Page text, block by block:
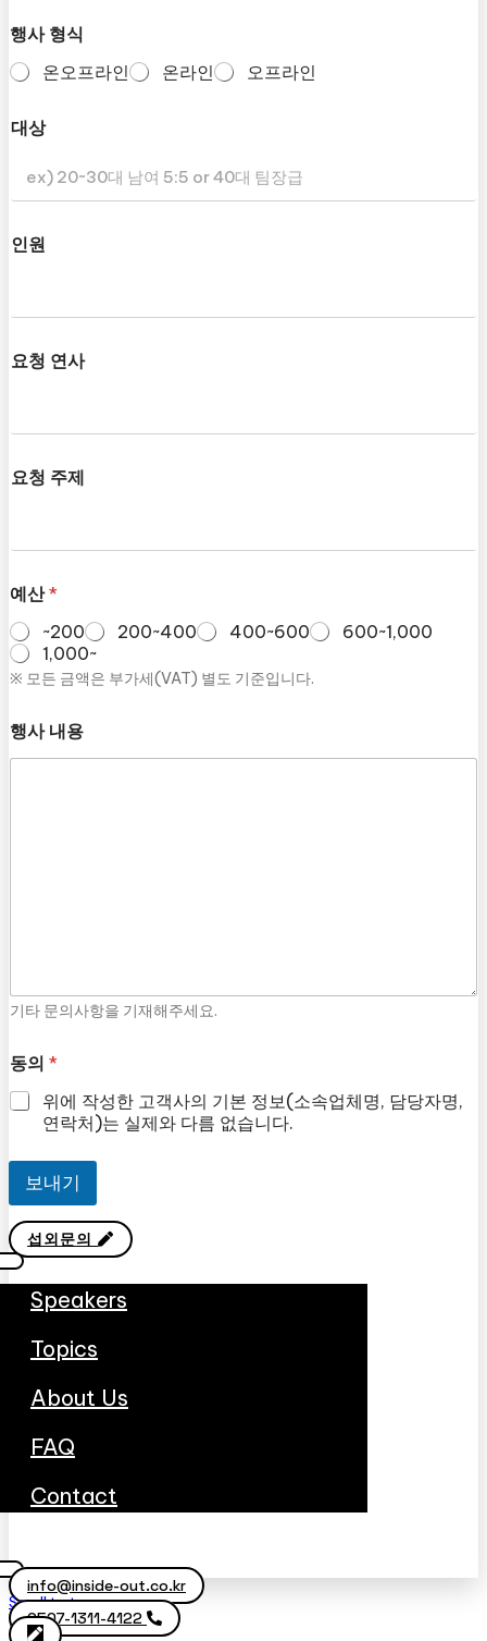
행사 형식
온오프라인
온라인 오프라인
대상
인원
요청 연사
요청 주제
예산*
~200
200~400 400~600
600~1,000
1,000~
※ 모든 금액은 부가세(VAT) 별도 기준입니다.
행사 내용
기타 문의사항을 기재해주세요.
동의 *
위에 작성한 고객사의 기본 정보(소속업체명, 담당자명,
연락처)는 실제와 다름 없습니다.
보내기
섭외문의
Speakers
Topics
About Us
FAQ
Contact
info@inside-out.co.kr
Scroll to top
0507-1311-4122